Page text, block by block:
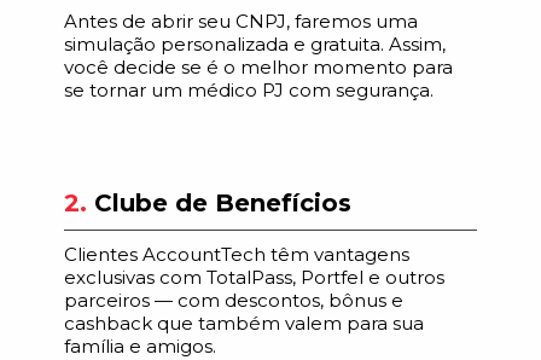
Antes de abrir seu CNPJ, faremos uma
simulação personalizada e gratuita. Assim,
você decide se é o melhor momento para
se tornar um médico PJ com segurança.
2. Clube de Benefícios
Clientes AccountTech têm vantagens
exclusivas com TotalPass, Portfel e outros
parceiros — com descontos, bônus e
cashback que também valem para sua
família e amigos.